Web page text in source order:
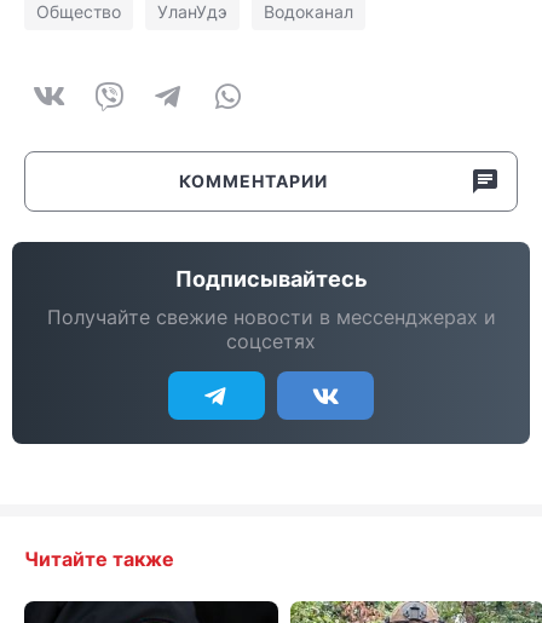
Общество УланУдэ Водоканал
КОММЕНТАРИИ
Подписывайтесь
Получайте свежие новости в мессенджерах и
соцсетях
Читайте также